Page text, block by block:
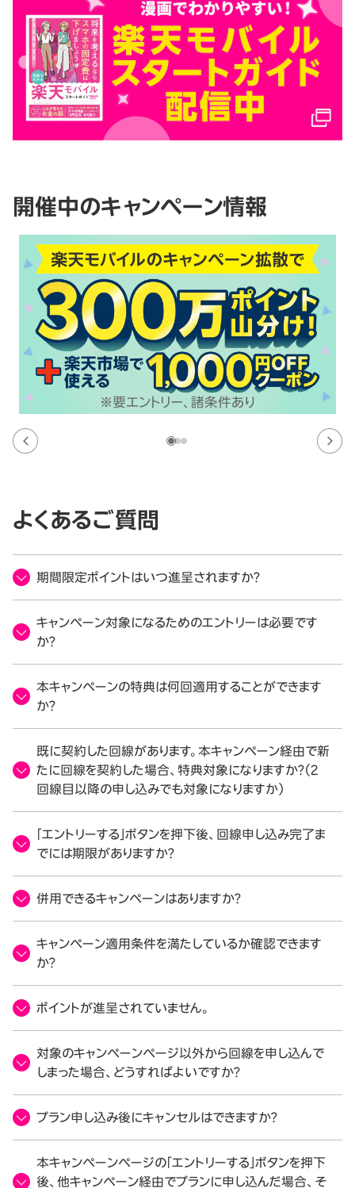
開催中のキャンペーン情報
よくあるご質問
期間限定ポイントはいつ進呈されますか？
キャンペーン対象になるためのエントリーは必要です
か？
本キャンペーンの特典は何回適用することができます
か？
既に契約した回線があります。本キャンペーン経由で新
たに回線を契約した場合、特典対象になりますか？（2
回線目以降の申し込みでも対象になりますか）
「エントリーする」ボタンを押下後、回線申し込み完了ま
でには期限がありますか？
併用できるキャンペーンはありますか？
キャンペーン適用条件を満たしているか確認できます
か？
ポイントが進呈されていません。
対象のキャンペーンページ以外から回線を申し込んで
しまった場合、どうすればよいですか？
プラン申し込み後にキャンセルはできますか？
本キャンペーンページの「エントリーする」ボタンを押下
後、他キャンペーン経由でプランに申し込んだ場合、そ